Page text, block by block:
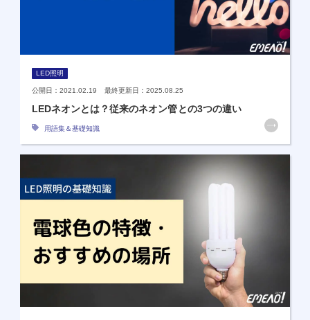
LED照明
公開日：2021.02.19 最終更新日：2025.08.25
LEDネオンとは？従来のネオン管との3つの違い
用語集＆基礎知識